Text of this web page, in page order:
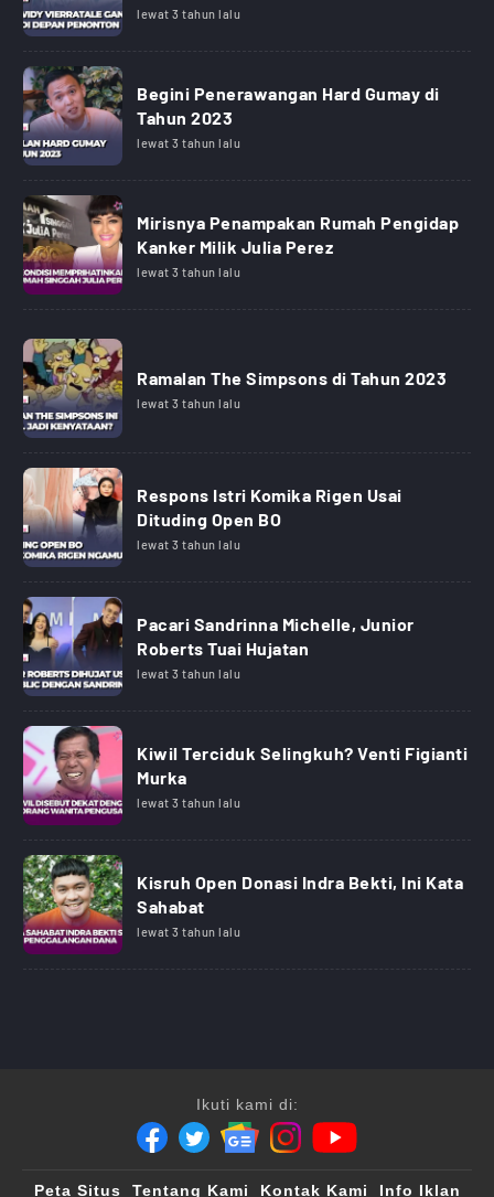
lewat 3 tahun lalu
Begini Penerawangan Hard Gumay di
Tahun 2023
lewat 3 tahun lalu
Mirisnya Penampakan Rumah Pengidap
Kanker Milik Julia Perez
lewat 3 tahun lalu
Ramalan The Simpsons di Tahun 2023
lewat 3 tahun lalu
Respons Istri Komika Rigen Usai
Dituding Open BO
lewat 3 tahun lalu
Pacari Sandrinna Michelle, Junior
Roberts Tuai Hujatan
lewat 3 tahun lalu
Kiwil Terciduk Selingkuh? Venti Figianti
Murka
lewat 3 tahun lalu
Kisruh Open Donasi Indra Bekti, Ini Kata
Sahabat
lewat 3 tahun lalu
Ikuti kami di:
Peta Situs Tentang Kami Kontak Kami Info Iklan